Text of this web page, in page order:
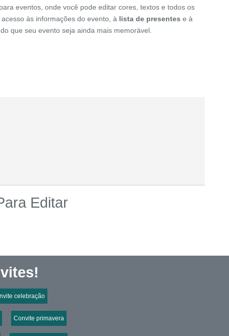
eventos, onde você pode editar cores, textos e todos os
às informações do evento, à lista de presentes e à
que seu evento seja ainda mais memorável.
Editar
celebração
Convite primavera